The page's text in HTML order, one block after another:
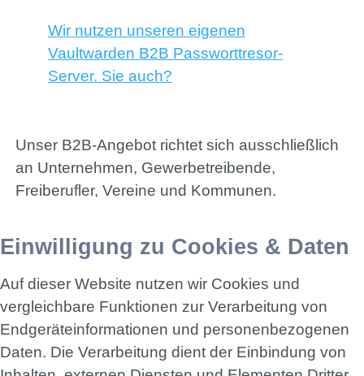
Wir nutzen unseren eigenen
Vaultwarden B2B Passworttresor-
Server. Sie auch?
Unser B2B-Angebot richtet sich ausschließlich
an Unternehmen, Gewerbetreibende,
Freiberufler, Vereine und Kommunen.
Einwilligung zu Cookies & Daten
Auf dieser Website nutzen wir Cookies und
vergleichbare Funktionen zur Verarbeitung von
Endgeräteinformationen und personenbezogenen
Daten. Die Verarbeitung dient der Einbindung von